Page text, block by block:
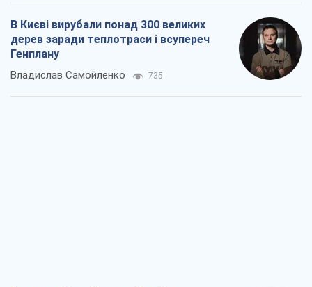
В Києві вирубали понад 300 великих
дерев заради теплотраси і всупереч
Генплану
Владислав Самойленко 735